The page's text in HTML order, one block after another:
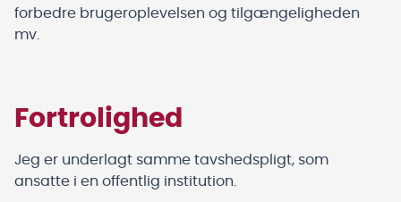
forbedre brugeroplevelsen og tilgængeligheden
mv.
Fortrolighed
Jeg er underlagt samme tavshedspligt, som
ansatte i en offentlig institution.